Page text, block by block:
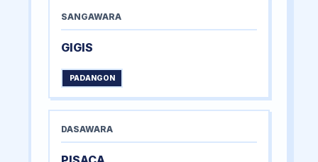
SANGAWARA
GIGIS
PADANGON
DASAWARA